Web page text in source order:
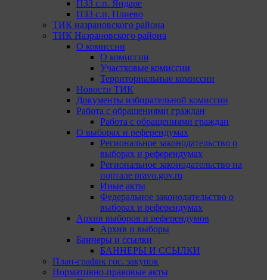
ПЗЗ с.п. Яндаре
ПЗЗ с.п. Плиево
ТИК назрановского района
ТИК Назрановского района
О комиссии
О комиссии
Участковые комиссии
Территориальные комиссии
Новости ТИК
Документы избирательной комиссии
Работа с обращениями граждан
Работа с обращениями граждан
О выборах и референдумах
Региональное законодательство о
выборах и референдумах
Региональное законодательство на
портале pravo.gov.ru
Иные акты
Федеральное законодательство о
выборах и референдумах
Архив выборов и референдумов
Архив и выборы
Баннеры и ссылки
БАННЕРЫ И ССЫЛКИ
План-график гос. закупок
Нормативно-правовые акты